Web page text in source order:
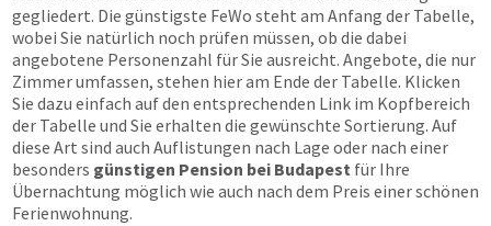
gegliedert. Die günstigste FeWo steht am Anfang der Tabelle,
wobei Sie natürlich noch prüfen müssen, ob die dabei
angebotene Personenzahl für Sie ausreicht. Angebote, die nur
Zimmer umfassen, stehen hier am Ende der Tabelle. Klicken
Sie dazu einfach auf den entsprechenden Link im Kopfbereich
der Tabelle und Sie erhalten die gewünschte Sortierung. Auf
diese Art sind auch Auflistungen nach Lage oder nach einer
besonders günstigen Pension bei Budapest für Ihre
Übernachtung möglich wie auch nach dem Preis einer schönen
Ferienwohnung.